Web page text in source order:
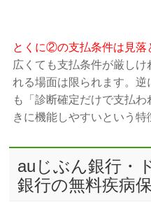
とくに②の支払条件は見落
広くても支払条件が厳し
れる場面は限られます。
も「診断確定だけで支払
きに機能しやすいという特
auじぶん銀行・
銀行の無料疾病